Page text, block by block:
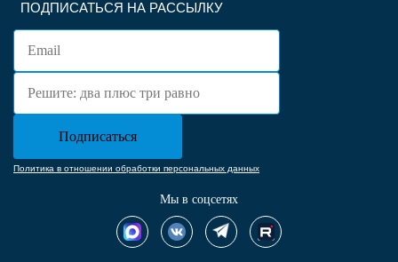
ПОДПИСАТЬСЯ НА РАССЫЛКУ
Политика в отношении обработки персональных данных
Мы в соцсетях